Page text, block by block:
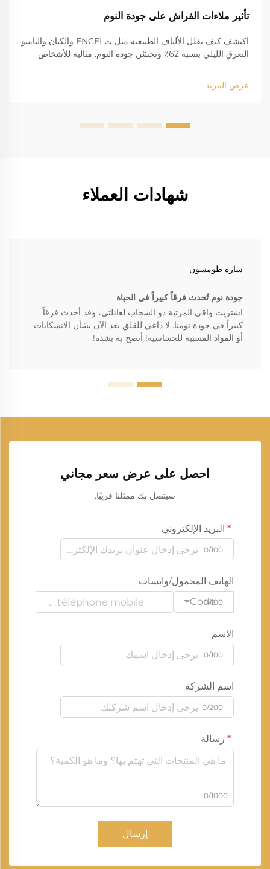
تأثير ملاءات الفراش على جودة النوم
اكتشف كيف تقلل الألياف الطبيعية مثل تENCEL والكتان والبامبو
التعرق الليلي بنسبة 62٪ وتحسّن جودة النوم. مثالية للأشخاص
عرض المزيد
شهادات العملاء
سارة طومسون
جودة نوم تُحدث فرقاً كبيراً في الحياة
اشتريت واقي المرتبة ذو السحاب لعائلتي، وقد أحدث فرقاً
كبيراً في جودة نومنا. لا داعي للقلق بعد الآن بشأن الانسكابات
أو المواد المسببة للحساسية! أنصح به بشدة!
احصل على عرض سعر مجاني
سيتصل بك ممثلنا قريبًا.
البريد الإلكتروني
0/100
الهاتف المحمول/واتساب
Code
0/100
الاسم
0/100
اسم الشركة
0/200
رسالة
0/1000
إرسال